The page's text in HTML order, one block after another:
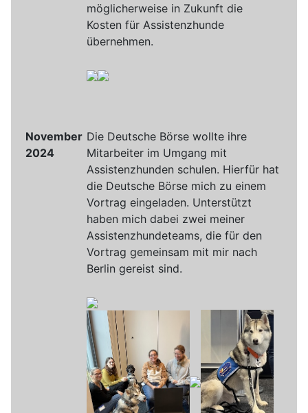
möglicherweise in Zukunft die
Kosten für Assistenzhunde
übernehmen.
November
2024
Die Deutsche Börse wollte ihre
Mitarbeiter im Umgang mit
Assistenzhunden schulen. Hierfür hat
die Deutsche Börse mich zu einem
Vortrag eingeladen. Unterstützt
haben mich dabei zwei meiner
Assistenzhundeteams, die für den
Vortrag gemeinsam mit mir nach
Berlin gereist sind.